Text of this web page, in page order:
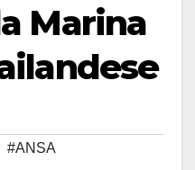
Marina
#ANSA